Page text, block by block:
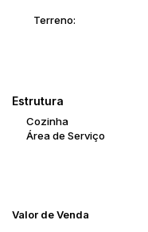
Terreno:
Estrutura
Cozinha
Área de Serviço
Valor de Venda